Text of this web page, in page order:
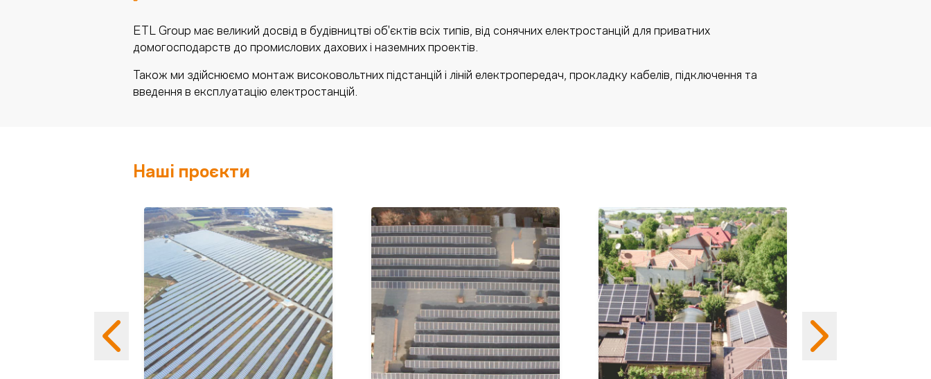
ETL Group має великий досвід в будівництві об'єктів всіх типів, від сонячних електростанцій для приватних
домогосподарств до промислових дахових і наземних проектів.
Також ми здійснюємо монтаж високовольтних підстанцій і ліній електропередач, прокладку кабелів, підключення та
введення в експлуатацію електростанцій.
Наші проєкти